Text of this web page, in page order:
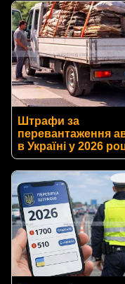
Штрафи за
перевантаження
в Україні у 2026